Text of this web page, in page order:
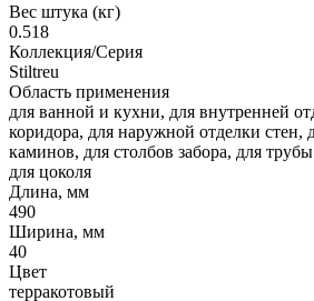
Вес штука (кг)
0.518
Коллекция/Серия
Stiltreu
Область применения
для ванной и кухни, для внутренней
коридора, для наружной отделки стен,
каминов, для столбов забора, для
для цоколя
Длина, мм
490
Ширина, мм
40
Цвет
терракотовый